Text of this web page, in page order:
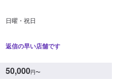
日曜・祝日
返信の早い店舗です
50,000円〜